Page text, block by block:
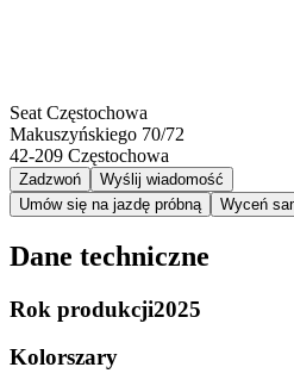
Seat Częstochowa
Makuszyńskiego 70/72
42-209 Częstochowa
Zadzwoń
Wyślij wiadomość
Umów się na jazdę próbną
Wyceń
Dane techniczne
Rok produkcji2025
Kolorszary